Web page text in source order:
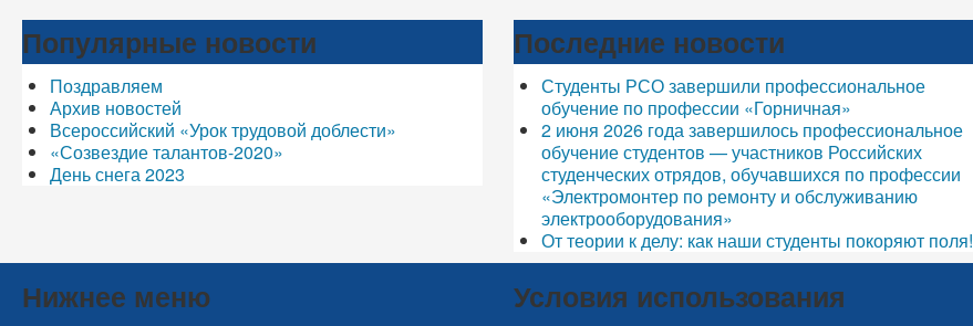
Популярные новости
Поздравляем
Архив новостей
Всероссийский «Урок трудовой доблести»
«Созвездие талантов-2020»
День снега 2023
Последние новости
Студенты РСО завершили профессиональное
обучение по профессии «Горничная»
2 июня 2026 года завершилось профессиональное
обучение студентов — участников Российских
студенческих отрядов, обучавшихся по профессии
«Электромонтер по ремонту и обслуживанию
электрооборудования»
От теории к делу: как наши студенты покоряют поля!
Нижнее меню Условия использования